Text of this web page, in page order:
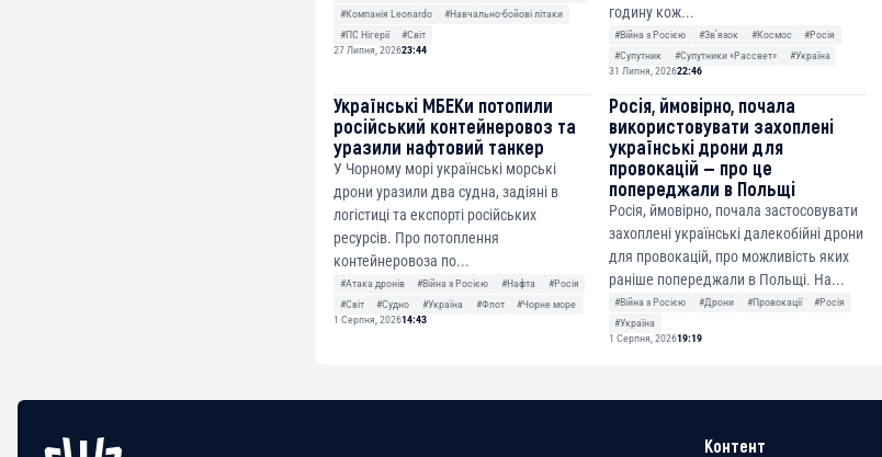
#Компанія Leonardo
#Навчально-бойові літаки
#ПС Нігерії
#Світ
27 Липня, 202623:44
годину кож...
#Війна з Росією #Звʼязок #Космос
#Росія
#Супутник
#Супутники «Рассвет»
#Україна
31 Липня, 202622:46
Українські МБЕКи потопили
російський контейнеровоз та
уразили нафтовий танкер
У Чорному морі українські морські
дрони уразили два судна, задіяні в
логістиці та експорті російських
ресурсів. Про потоплення
контейнеровоза по...
#Атака дронів #Війна з Росією #Нафта
#Росія
#Світ
#Судно #Україна #Флот
#Чорне море
1 Серпня, 202614:43
Росія, ймовірно, почала
використовувати захоплені
українські дрони для
провокацій — про це
попереджали в Польщі
Росія, ймовірно, почала застосовувати
захоплені українські далекобійні дрони
для провокацій, про можливість яких
раніше попереджали в Польщі. На...
#Війна з Росією #Дрони #Провокації
#Росія
#Україна
1 Серпня, 202619:19
Контент